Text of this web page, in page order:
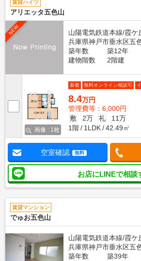
賃貸ハイツ
アリエッタ五色山
NEW
山陽電気鉄道本線/霞ケ
兵庫県神戸市垂水区五
築年数
築12年
建物階数
2階建
画像 : 1枚
新着 無料オンライン相談可
8.4万円
管理費等：6,000円
敷
2万 礼
11万
1階
1LDK 42.49㎡
空室確認 無料
お店にLINEで相談
賃貸マンション
でゅお五色山
山陽電気鉄道本線/霞ケ
兵庫県神戸市垂水区五
築年数
築39年